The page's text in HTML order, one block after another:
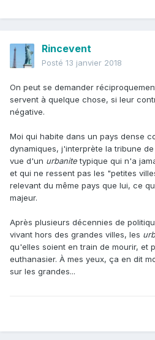
Rincevent
Posté 13 janvier 2018
On peut se demander
servent à quelque chose, si leur
négative.
Moi qui habite dans un pays dense
dynamiques, j'interprète la tribune
vue d'un urbanitetypique qui n'a
et qui ne ressent pas les "petites
relevant du même pays que lui, ce
majeur.
Après plusieurs décennies de
vivant hors des grandes villes, les
qu'elles soient en train de mourir, et
euthanasier. À mes yeux, ça en dit
sur les grandes...